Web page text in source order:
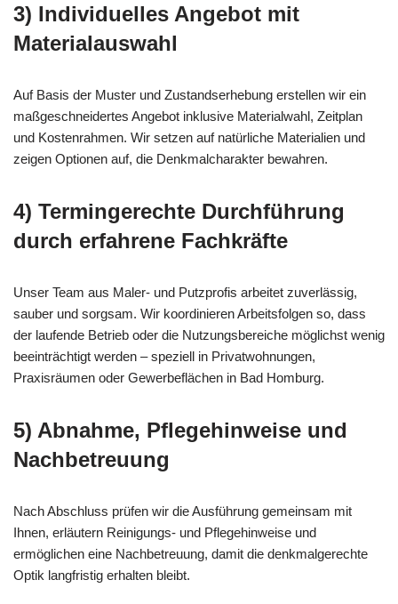
3) Individuelles Angebot mit
Materialauswahl
Auf Basis der Muster und Zustandserhebung erstellen wir ein
maßgeschneidertes Angebot inklusive Materialwahl, Zeitplan
und Kostenrahmen. Wir setzen auf natürliche Materialien und
zeigen Optionen auf, die Denkmalcharakter bewahren.
4) Termingerechte Durchführung
durch erfahrene Fachkräfte
Unser Team aus Maler- und Putzprofis arbeitet zuverlässig,
sauber und sorgsam. Wir koordinieren Arbeitsfolgen so, dass
der laufende Betrieb oder die Nutzungsbereiche möglichst wenig
beeinträchtigt werden – speziell in Privatwohnungen,
Praxisräumen oder Gewerbeflächen in Bad Homburg.
5) Abnahme, Pflegehinweise und
Nachbetreuung
Nach Abschluss prüfen wir die Ausführung gemeinsam mit
Ihnen, erläutern Reinigungs- und Pflegehinweise und
ermöglichen eine Nachbetreuung, damit die denkmalgerechte
Optik langfristig erhalten bleibt.